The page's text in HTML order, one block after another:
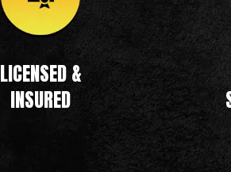
LICENSED &
INSURED